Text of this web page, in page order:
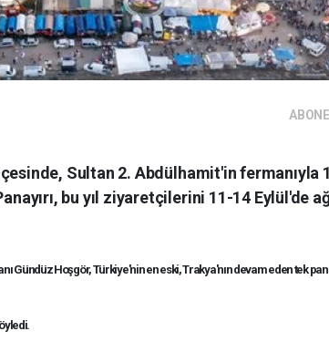
Sultan 2. Abdülhamit'in fermanıyla
bu yıl ziyaretçilerini 11-14 Eylül'de
Gündüz Hoşgör, Türkiye'nin en eski, Trakya'nın devam eden tek